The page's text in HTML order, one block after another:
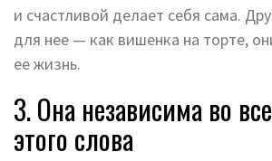
и счастливой делает себя сама.
для нее — как вишенка на торте,
ее жизнь.
3. Она независима во
этого слова